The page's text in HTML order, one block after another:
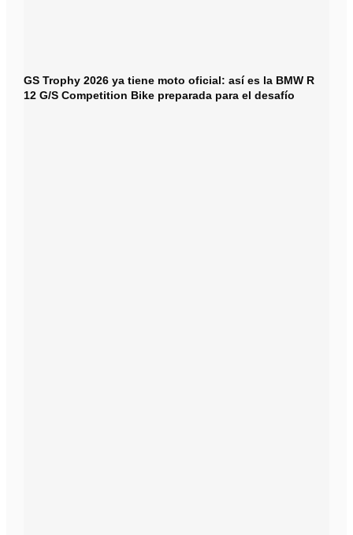
GS Trophy 2026 ya tiene moto oficial: así es la BMW R
12 G/S Competition Bike preparada para el desafío